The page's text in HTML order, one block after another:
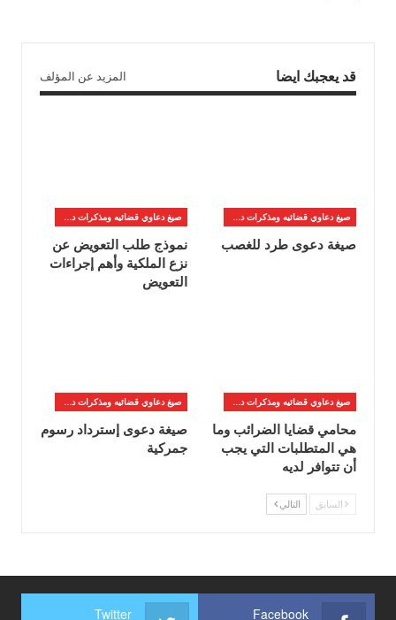
قد يعجبك ايضا المزيد عن المؤلف
صيغ دعاوي قضائيه ومذكرات دفاع
صيغة دعوى طرد للغصب
صيغ دعاوي قضائيه ومذكرات دفاع
نموذج طلب التعويض عن
نزع الملكية وأهم إجراءات
التعويض
صيغ دعاوي قضائيه ومذكرات دفاع
محامي قضايا الضرائب وما
هي المتطلبات التي يجب
أن تتوافر لديه
صيغ دعاوي قضائيه ومذكرات دفاع
صيغة دعوى إسترداد رسوم
جمركية
السابق التالي
Facebook
Twitter